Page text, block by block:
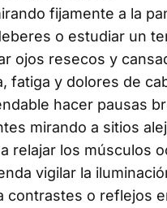
fijamente a la
o estudiar un
ojos resecos y
fatiga y dolores de
hacer pausas
mirando a sitios
relajar los músculos
vigilar la
contrastes o reflejos